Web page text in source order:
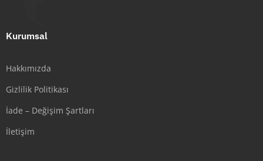
Kurumsal
Hakkımızda
Gizlilik Politikası
İade – Değişim Şartları
İletişim